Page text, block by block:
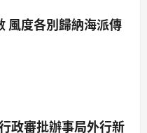
風度各別歸納海派傳
政審批辦事局外行新